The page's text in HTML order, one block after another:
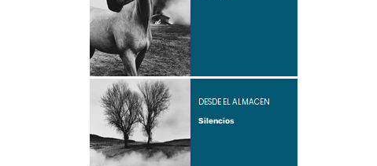
Silencios
DESDE EL ALMACÉN